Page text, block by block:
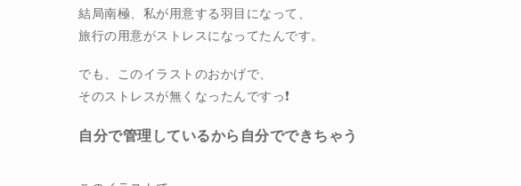
結局南極、私が用意する羽目になって、
旅行の用意がストレスになってたんです。
でも、このイラストのおかげで、
そのストレスが無くなったんですっ❗️
自分で管理しているから自分でできちゃう